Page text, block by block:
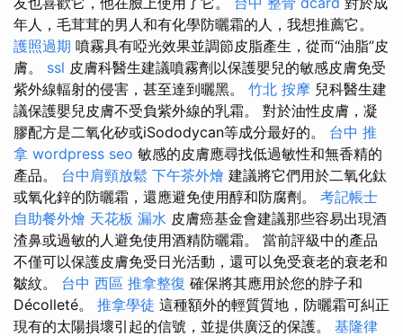
年人，毛茸茸的男人和有化學防曬霜的人，我想推薦它。
護照過期 噴霧具有啞光效果並調節皮脂產生，從而“油脂”皮
膚。 ssl 皮膚科醫生建議噴霧劑以保護嬰兒的敏感皮膚免受
紫外線輻射的侵害，甚至達到曬黑。 竹北 按摩 兒科醫生建
議保護嬰兒皮膚不受負紫外線的乳霜。 對於油性皮膚，凝
膠配方是二氧化矽或iSododycan等成分最好的。 台中 推
拿 wordpress seo 敏感的皮膚應尋找低過敏性和無香精的
產品。 台中肩頸放鬆 下午茶外燴 建議將它們用於二氧化鈦
或氧化鋅的防曬霜，還應避免使用醇和防腐劑。 考記帳士
自助餐外燴 天花板 漏水 皮膚癌基金會建議那些容易出現酒
渣鼻或過敏的人避免使用酒精防曬霜。 當前評級中的產品
不僅可以保護皮膚免受日光活動，還可以免受衰老的衰老和
皺紋。 台中 西區 推拿整復 確保將其應用於您的脖子和
Décolleté。 推拿學徒 這種額外的輕質質地，防曬霜可糾正
現有的太陽損壞引起的信號，並提供廣泛的保護。 基隆律